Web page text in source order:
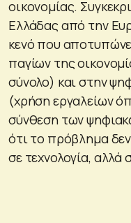
οικονομίας.
Ελλάδας από την
κενό που
παγίων της
σύνολο) και στην
(χρήση εργαλείων
σύνθεση των
ότι το πρόβλημα
σε τεχνολογία, αλλά